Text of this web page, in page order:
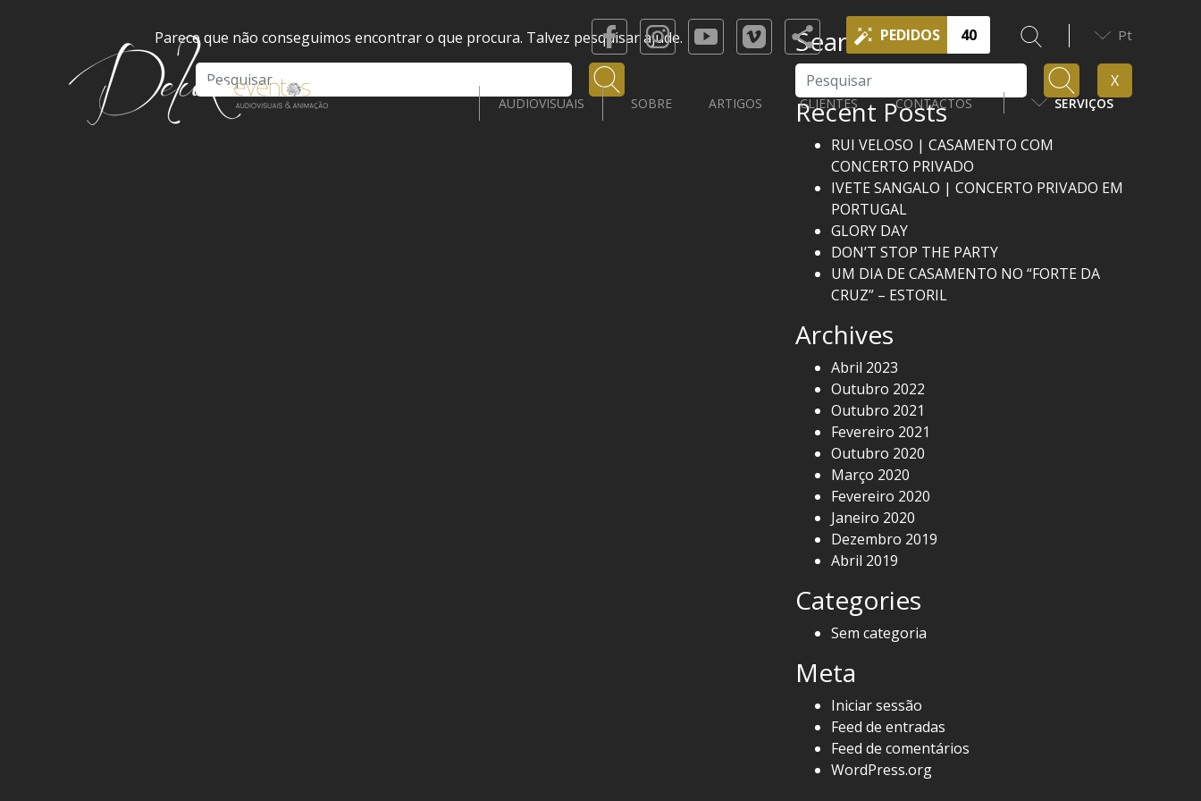
PEDIDOS 40 Pt
AUDIOVISUAIS SOBRE ARTIGOS CLIENTES CONTACTOS SERVIÇOS
Parece que não conseguimos encontrar o que procura. Talvez pesquisar ajude.
Search
Pesquisar X
Recent Posts
RUI VELOSO | CASAMENTO COM
CONCERTO PRIVADO
IVETE SANGALO | CONCERTO PRIVADO EM
PORTUGAL
GLORY DAY
DON’T STOP THE PARTY
UM DIA DE CASAMENTO NO “FORTE DA
CRUZ” – ESTORIL
Archives
Abril 2023
Outubro 2022
Outubro 2021
Fevereiro 2021
Outubro 2020
Março 2020
Fevereiro 2020
Janeiro 2020
Dezembro 2019
Abril 2019
Categories
Sem categoria
Meta
Iniciar sessão
Feed de entradas
Feed de comentários
WordPress.org